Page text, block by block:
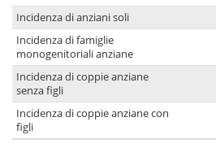
Incidenza di anziani soli
Incidenza di famiglie
monogenitoriali anziane
Incidenza di coppie anziane
senza figli
Incidenza di coppie anziane con
figli